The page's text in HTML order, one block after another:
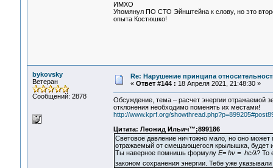
ИМХО
Упомянул ПО СТО Эйнштейна к слову, но это
опыта Костюшко!
bykovsky
Ветеран
Сообщений: 2878
Re: Нарушение принципа
« Ответ #144 : 18 Апреля 2021, 21:48:30 »
Обсуждение, тема – расчет энергии отражаемой
отклонения необходимо поменять их местами!
http://www.kprf.org/
Цитата: Леонид Ильич™;899186
Световое давление ничтожно мало, но оно
отражаемый от смещающегося крылышка, будет
Ты наверное помнишь формулу E= hν = hc/λ? То
законом сохранения энергии. Тебе уже